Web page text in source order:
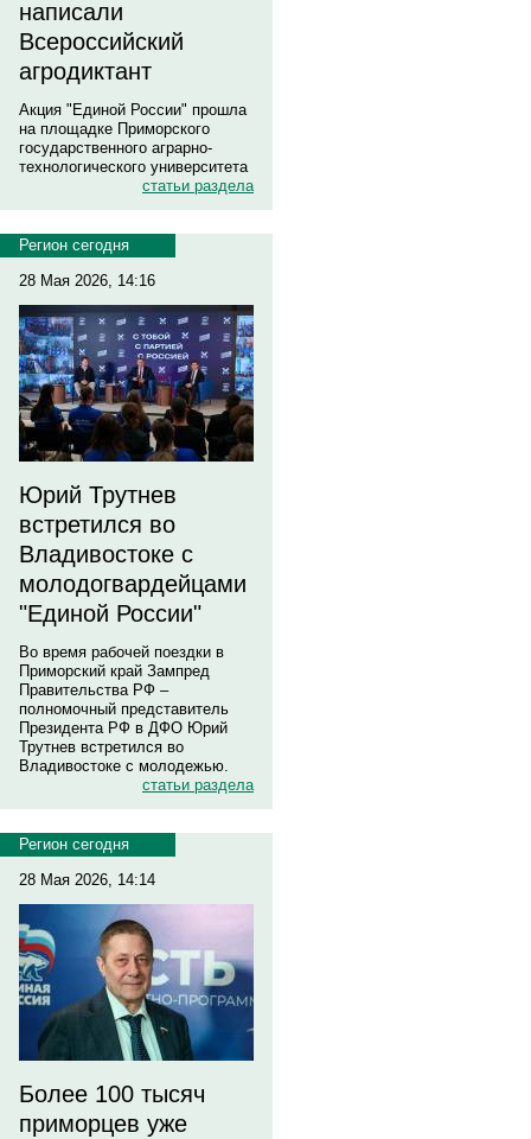
написали
Всероссийский
агродиктант
Акция "Единой России" прошла
на площадке Приморского
государственного аграрно-
технологического университета
статьи раздела
Регион сегодня
28 Мая 2026, 14:16
Юрий Трутнев
встретился во
Владивостоке с
молодогвардейцами
"Единой России"
Во время рабочей поездки в
Приморский край Зампред
Правительства РФ –
полномочный представитель
Президента РФ в ДФО Юрий
Трутнев встретился во
Владивостоке с молодежью.
статьи раздела
Регион сегодня
28 Мая 2026, 14:14
Более 100 тысяч
приморцев уже